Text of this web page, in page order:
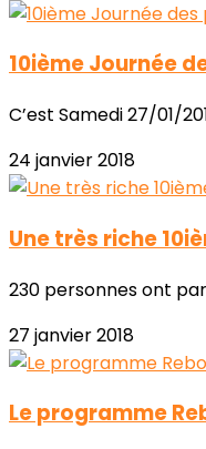
10ième Journée
C’est Samedi 27/01/
24 janvier 2018
Une très riche
230 personnes ont
27 janvier 2018
Le programme